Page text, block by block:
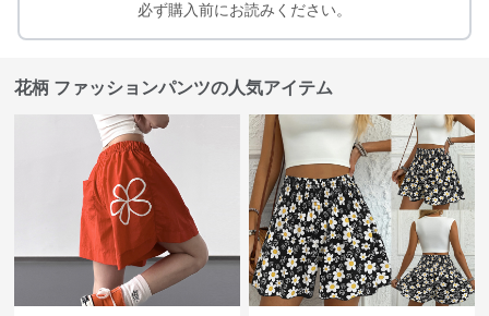
必ず購入前にお読みください。
花柄 ファッションパンツの人気アイテム